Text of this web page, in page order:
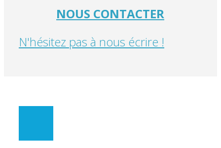
NOUS CONTACTER
N'hésitez pas à nous écrire !